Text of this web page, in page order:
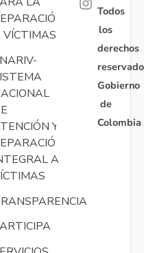
VÍCTIMAS
Y
A
Todos
los
derechos
Gobierno
de
Colombia